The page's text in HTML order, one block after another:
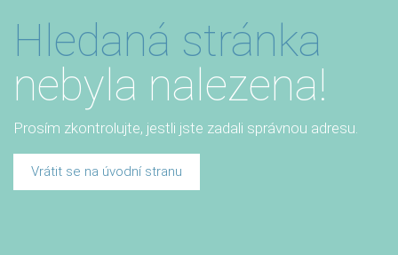
Hledaná stránka
nebyla nalezena!
Prosím zkontrolujte, jestli jste zadali správnou adresu.
Vrátit se na úvodní stranu